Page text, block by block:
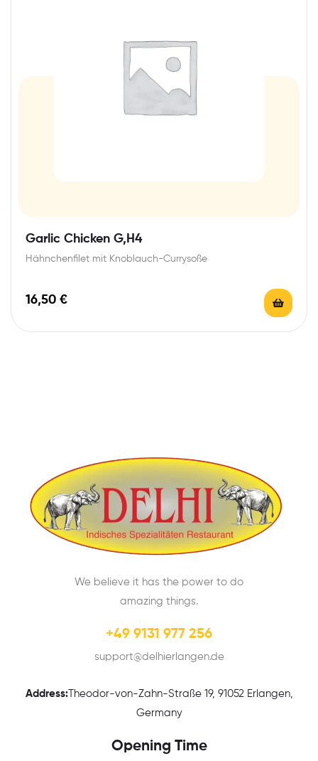
Garlic Chicken G,H4
Hähnchenfilet mit Knoblauch-Currysoße
16,50 €
We believe it has the power to do
amazing things.
+49 9131 977 256
support@delhierlangen.de
Address:Theodor-von-Zahn-Straße 19, 91052 Erlangen,
Germany
Opening Time